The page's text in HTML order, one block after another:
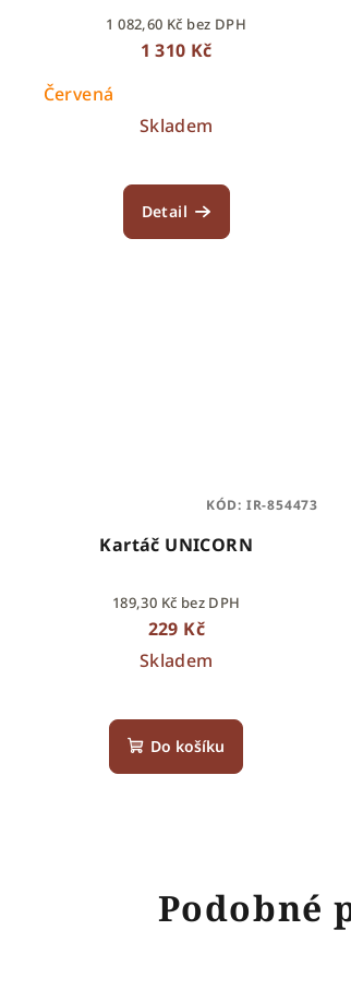
1 082,60 Kč bez DPH
1 310 Kč
Červená
Skladem
Detail
Kartáč UNICORN
189,30 Kč bez DPH
229 Kč
Skladem
Do košíku
KÓD: IR-854473
Podobné